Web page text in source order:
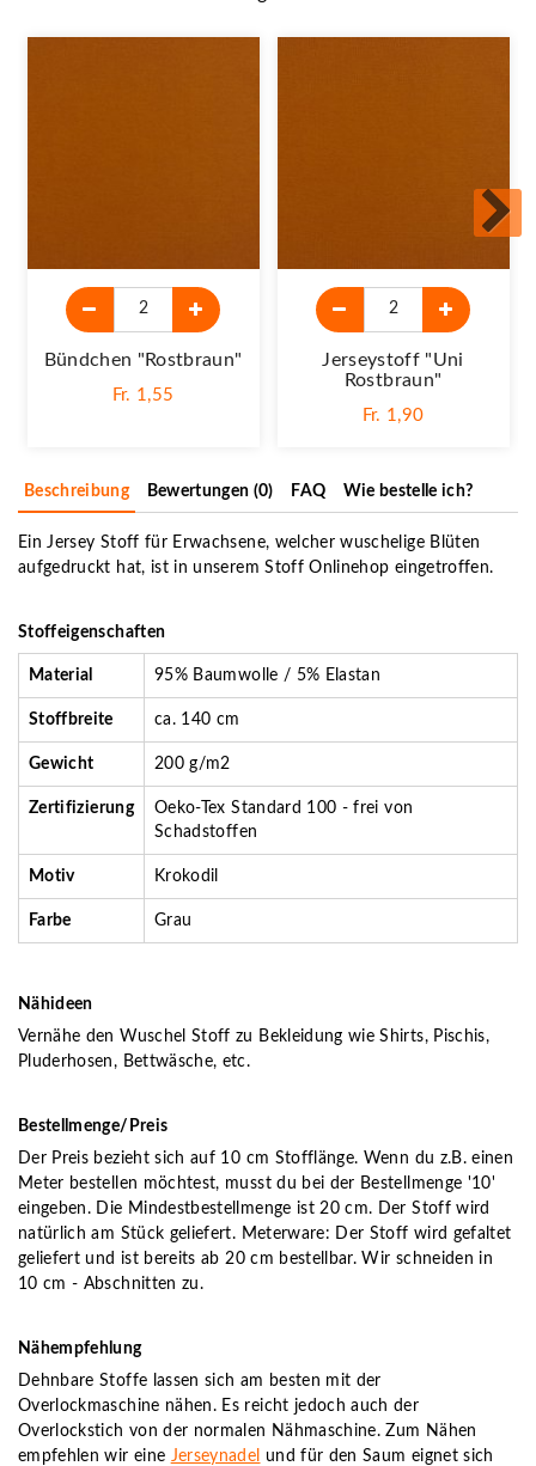
Bündchen "Rostbraun"
Fr. 1,55
Jerseystoff "Uni
Rostbraun"
Fr. 1,90
Beschreibung Bewertungen (0) FAQ Wie bestelle ich?
Ein Jersey Stoff für Erwachsene, welcher wuschelige Blüten
aufgedruckt hat, ist in unserem Stoff Onlinehop eingetroffen.
Stoffeigenschaften
Material 95% Baumwolle / 5% Elastan
Stoffbreite ca. 140 cm
Gewicht 200 g/m2
Zertifizierung
Oeko-Tex Standard 100 - frei von
Schadstoffen
Motiv Krokodil
Farbe Grau
Nähideen
Vernähe den Wuschel Stoff zu Bekleidung wie Shirts, Pischis,
Pluderhosen, Bettwäsche, etc.
Bestellmenge/Preis
Der Preis bezieht sich auf 10 cm Stofflänge. Wenn du z.B. einen
Meter bestellen möchtest, musst du bei der Bestellmenge '10'
eingeben. Die Mindestbestellmenge ist 20 cm. Der Stoff wird
natürlich am Stück geliefert. Meterware: Der Stoff wird gefaltet
geliefert und ist bereits ab 20 cm bestellbar. Wir schneiden in
10 cm - Abschnitten zu.
Nähempfehlung
Dehnbare Stoffe lassen sich am besten mit der
Overlockmaschine nähen. Es reicht jedoch auch der
Overlockstich von der normalen Nähmaschine. Zum Nähen
empfehlen wir eine Jerseynadel
und für den Saum eignet sich